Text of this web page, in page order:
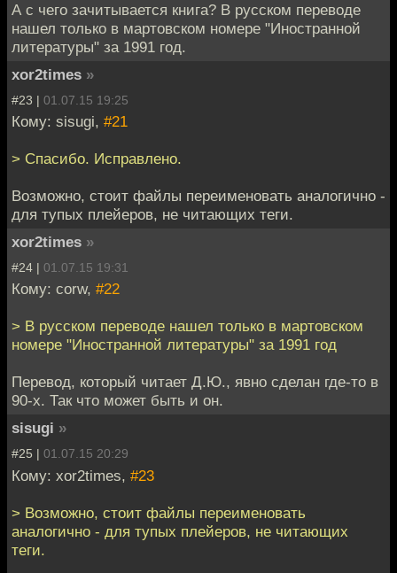
А с чего зачитывается книга? В русском переводе
нашел только в мартовском номере "Иностранной
литературы" за 1991 год.
xor2times »
#23 | 01.07.15 19:25
Кому: sisugi, #21
> Спасибо. Исправлено.
Возможно, стоит файлы переименовать аналогично -
для тупых плейеров, не читающих теги.
xor2times »
#24 | 01.07.15 19:31
Кому: corw, #22
> В русском переводе нашел только в мартовском
номере "Иностранной литературы" за 1991 год
Перевод, который читает Д.Ю., явно сделан где-то в
90-х. Так что может быть и он.
sisugi »
#25 | 01.07.15 20:29
Кому: xor2times, #23
> Возможно, стоит файлы переименовать
аналогично - для тупых плейеров, не читающих
теги.